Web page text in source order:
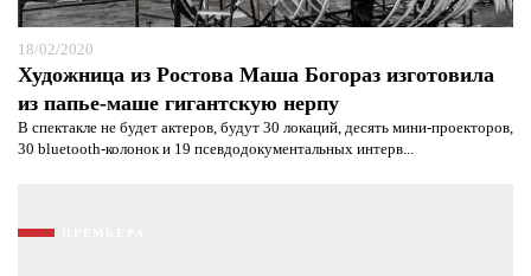
18/02/2020
Художница из Ростова Маша Богораз изготовила
из папье-маше гигантскую нерпу
В спектакле не будет актеров, будут 30 локаций, десять мини-проекторов,
30 bluetooth-колонок и 19 псевдодокументальных интерв...